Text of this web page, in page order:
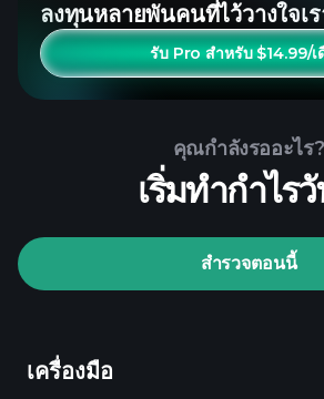
ลงทุนหลายพันคนที่ไว้วางใจเร
รับ Pro สำหรับ $14.99/เ
คุณกำลังรออะไร?
เริ่มทำกำไร
สำรวจตอนนี้
เครื่องมือ